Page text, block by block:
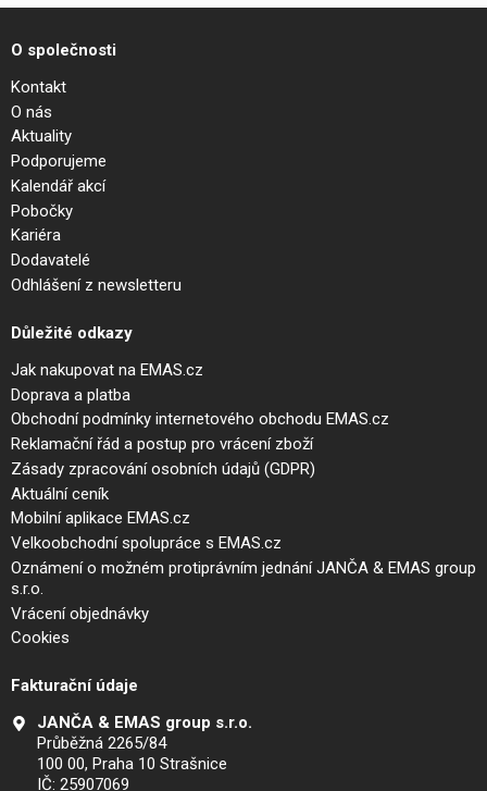
O společnosti
Kontakt
O nás
Aktuality
Podporujeme
Kalendář akcí
Pobočky
Kariéra
Dodavatelé
Odhlášení z newsletteru
Důležité odkazy
Jak nakupovat na EMAS.cz
Doprava a platba
Obchodní podmínky internetového obchodu EMAS.cz
Reklamační řád a postup pro vrácení zboží
Zásady zpracování osobních údajů (GDPR)
Aktuální ceník
Mobilní aplikace EMAS.cz
Velkoobchodní spolupráce s EMAS.cz
Oznámení o možném protiprávním jednání JANČA & EMAS group
s.r.o.
Vrácení objednávky
Cookies
Fakturační údaje
JANČA & EMAS group s.r.o.
Průběžná 2265/84
100 00, Praha 10 Strašnice
IČ: 25907069